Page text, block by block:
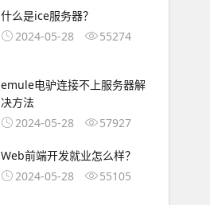
什么是ice服务器？
2024-05-28
55274
emule电驴连接不上服务器解
决方法
2024-05-28
57927
Web前端开发就业怎么样？
2024-05-28
55105